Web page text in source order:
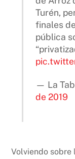
Turén,
finales
pública
— La
de 2019
Volviendo sobre